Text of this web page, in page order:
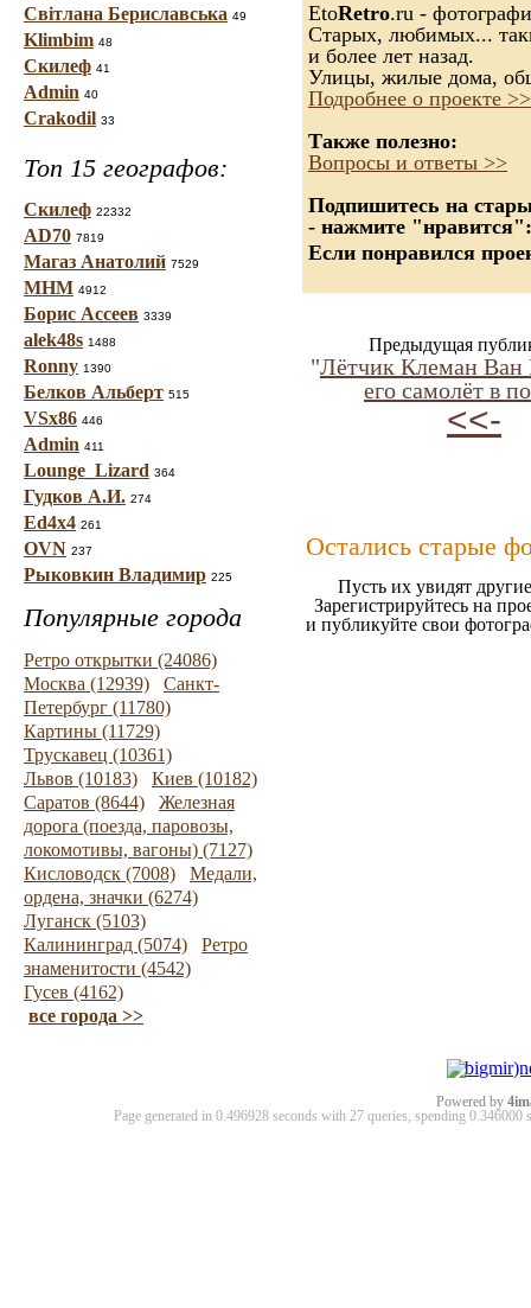
Світлана Бериславська 49
Klimbim 48
Скилеф 41
Admin 40
Crakodil 33
Топ 15 географов:
Скилеф 22332
AD70 7819
Магаз Анатолий 7529
МНМ 4912
Борис Ассеев 3339
alek48s 1488
Ronny 1390
Белков Альберт 515
VSx86 446
Admin 411
Lounge_Lizard 364
Гудков А.И. 274
Ed4x4 261
OVN 237
Рыковкин Владимир 225
Популярные города
Ретро открытки (24086)
Москва (12939)
Санкт-
Петербург (11780)
Картины (11729)
Трускавец (10361)
Львов (10183)
Киев (10182)
Саратов (8644)
Железная
дорога (поезда, паровозы,
локомотивы, вагоны) (7127)
Кисловодск (7008)
Медали,
ордена, значки (6274)
Луганск (5103)
Калининград (5074)
Ретро
знаменитости (4542)
Гусев (4162)
все города >>
EtoRetro.ru -
Старых, любимых...
и более лет назад.
Улицы, жилые дома,
Подробнее о проекте >>
Также полезно:
Вопросы и ответы >>
Подпишитесь на
- нажмите "нравится":
Если понравился
Предыдущая
"Лётчик Клеман Ван
его самолёт в
<<-
Остались старые
Пусть их увидят
Зарегистрируйтесь на
и публикуйте свои
Powered by
Page generated in 0.496928 seconds with 27 queries, spending